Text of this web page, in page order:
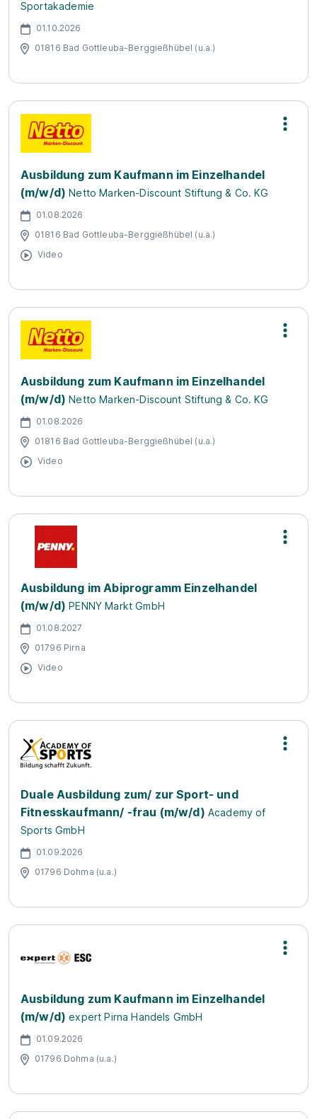
Sportakademie
01.10.2026
01816 Bad Gottleuba-Berggießhübel (u.a.)
Ausbildung zum Kaufmann im Einzelhandel
(m/w/d) Netto Marken-Discount Stiftung & Co. KG
01.08.2026
01816 Bad Gottleuba-Berggießhübel (u.a.)
Video
Ausbildung zum Kaufmann im Einzelhandel
(m/w/d) Netto Marken-Discount Stiftung & Co. KG
01.08.2026
01816 Bad Gottleuba-Berggießhübel (u.a.)
Video
Ausbildung im Abiprogramm Einzelhandel
(m/w/d) PENNY Markt GmbH
01.08.2027
01796 Pirna
Video
Duale Ausbildung zum/ zur Sport- und
Fitnesskaufmann/ -frau (m/w/d) Academy of
Sports GmbH
01.09.2026
01796 Dohma (u.a.)
Ausbildung zum Kaufmann im Einzelhandel
(m/w/d) expert Pirna Handels GmbH
01.09.2026
01796 Dohma (u.a.)